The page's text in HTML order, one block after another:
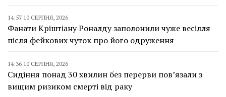
14:57 10 СЕРПНЯ, 2026
Фанати Кріштіану Роналду заполонили чуже весілля
після фейкових чуток про його одруження
14:36 10 СЕРПНЯ, 2026
Сидіння понад 30 хвилин без перерви пов’язали з
вищим ризиком смерті від раку